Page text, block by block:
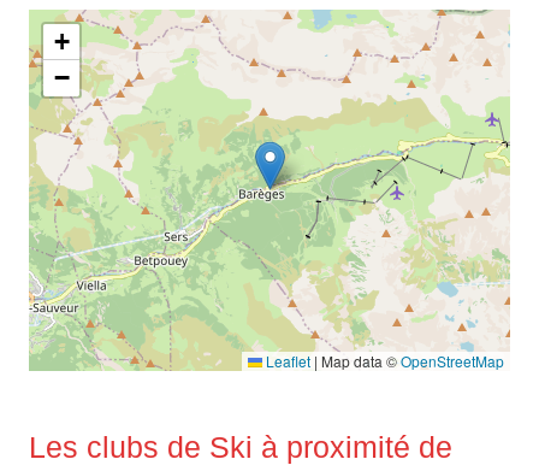
+
−
Leaflet | Map data ©OpenStreetMap
Les clubs de Ski à proximité de